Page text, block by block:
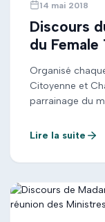
14 mai 2018
Discours
du Female
Organisé
Citoyenne et
parrainage du
L’évènement
l’inclusion de la
Lire la suite